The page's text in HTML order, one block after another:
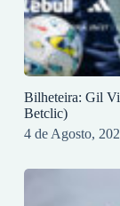
Bilheteira: Gil
Betclic)
4 de Agosto,